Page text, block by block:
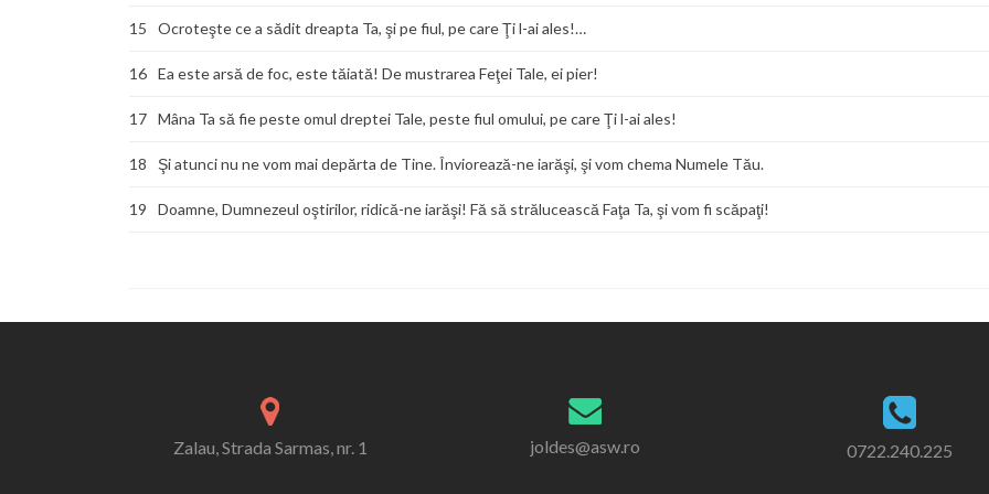
15 Ocroteşte ce a sădit dreapta Ta, şi pe fiul, pe care Ţi l-ai ales!…
16 Ea este arsă de foc, este tăiată! De mustrarea Feţei Tale, ei pier!
17 Mâna Ta să fie peste omul dreptei Tale, peste fiul omului, pe care Ţi l-ai ales!
18 Şi atunci nu ne vom mai depărta de Tine. Înviorează-ne iarăşi, şi vom chema Numele Tău.
19 Doamne, Dumnezeul oştirilor, ridică-ne iarăşi! Fă să strălucească Faţa Ta, şi vom fi scăpaţi!
Zalau, Strada Sarmas, nr. 1 joldes@asw.ro 0722.240.225